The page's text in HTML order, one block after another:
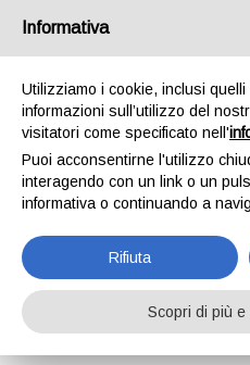
AZIENDE
Aziende
Informativa
Utilizziamo i cookie, inclusi
informazioni sull’utilizzo del
visitatori come specificato nell'
Puoi acconsentirne l'utilizzo
interagendo con un link o un
informativa o continuando a
Rifiuta
Scopri di più